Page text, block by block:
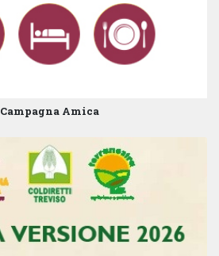
Campagna Amica